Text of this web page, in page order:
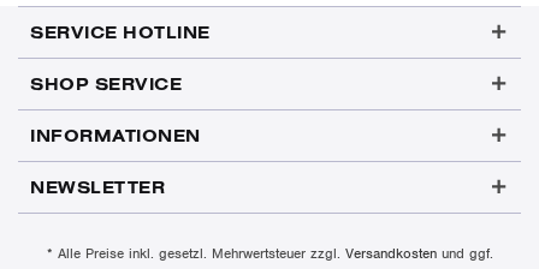
SERVICE HOTLINE
SHOP SERVICE
INFORMATIONEN
NEWSLETTER
* Alle Preise inkl. gesetzl. Mehrwertsteuer zzgl. Versandkostenund ggf.